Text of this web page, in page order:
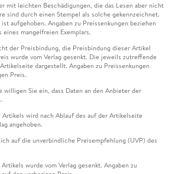
mit leichten Beschädigungen, die das Lesen aber nicht
sind durch einen Stempel als solche gekennzeichnet.
aufgehoben. Angaben zu Preissenkungen beziehen
mangelfreien Exemplars.
der Preisbindung, die Preisbindung dieser Artikel
wurde vom Verlag gesenkt. Die jeweils zutreffende
dargestellt. Angaben zu Preissenkungen
Preis.
Sie ein, dass Daten an den Anbieter der
Artikels wird nach Ablauf des auf der Artikelseite
angehoben.
auf die unverbindliche Preisempfehlung (UVP) des
wurde vom Verlag gesenkt. Angaben zu